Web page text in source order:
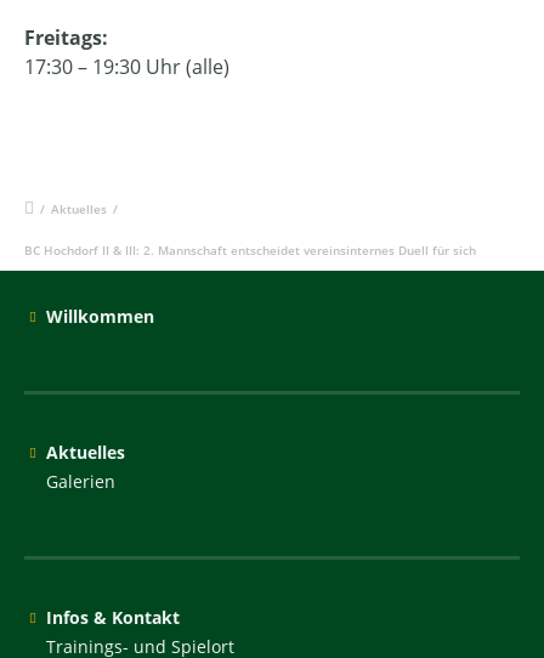
Freitags:
17:30 – 19:30 Uhr (alle)
/ Aktuelles /
BC Hochdorf II & III: 2. Mannschaft entscheidet vereinsinternes Duell für sich
Willkommen
Aktuelles
Galerien
Infos & Kontakt
Trainings- und Spielort